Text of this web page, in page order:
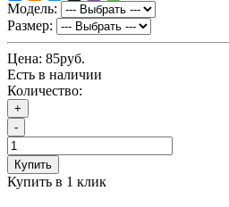
Модель:
Размер:
Цена: 85руб.
Есть в наличии
Количество:
+
-
Купить
Купить в 1 клик